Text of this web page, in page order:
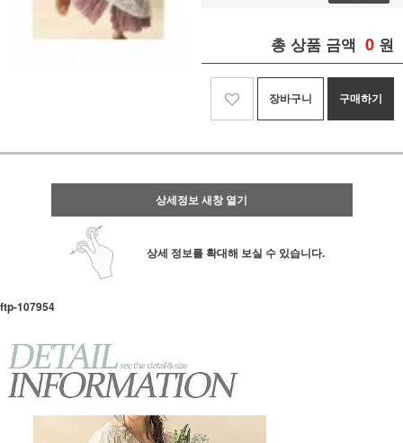
총 상품 금액 0 원
장바구니 구매하기
상세정보 새창 열기
상세 정보를 확대해 보실 수 있습니다.
ftp- 107954